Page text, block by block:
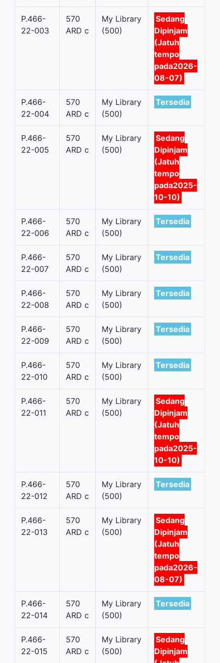
P.466-
22-003
570
ARD c
My Library
(500)
Sedang
Dipinjam
(Jatuh
tempo
pada2026-
08-07)
P.466-
22-004
570
ARD c
My Library
(500)
Tersedia
P.466-
22-005
570
ARD c
My Library
(500)
Sedang
Dipinjam
(Jatuh
tempo
pada2025-
10-10)
P.466-
22-006
570
ARD c
My Library
(500)
Tersedia
P.466-
22-007
570
ARD c
My Library
(500)
Tersedia
P.466-
22-008
570
ARD c
My Library
(500)
Tersedia
P.466-
22-009
570
ARD c
My Library
(500)
Tersedia
P.466-
22-010
570
ARD c
My Library
(500)
Tersedia
P.466-
22-011
570
ARD c
My Library
(500)
Sedang
Dipinjam
(Jatuh
tempo
pada2025-
10-10)
P.466-
22-012
570
ARD c
My Library
(500)
Tersedia
P.466-
22-013
570
ARD c
My Library
(500)
Sedang
Dipinjam
(Jatuh
tempo
pada2026-
08-07)
P.466-
22-014
570
ARD c
My Library
(500)
Tersedia
P.466-
22-015
570
ARD c
My Library
(500)
Sedang
Dipinjam